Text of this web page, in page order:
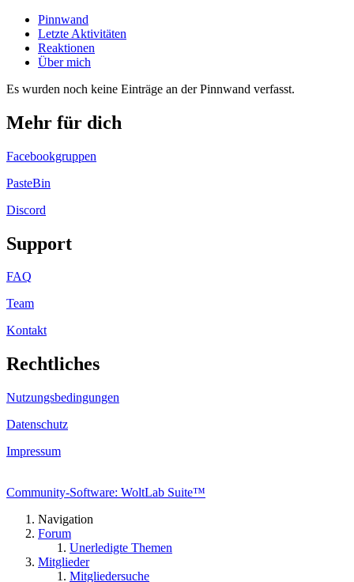
Pinnwand
Letzte Aktivitäten
Reaktionen
Über mich
Es wurden noch keine Einträge an der Pinnwand verfasst.
Mehr für dich
Facebookgruppen
PasteBin
Discord
Support
FAQ
Team
Kontakt
Rechtliches
Nutzungsbedingungen
Datenschutz
Impressum
Community-Software: WoltLab Suite™
Navigation
Forum
Unerledigte Themen
Mitglieder
Mitgliedersuche